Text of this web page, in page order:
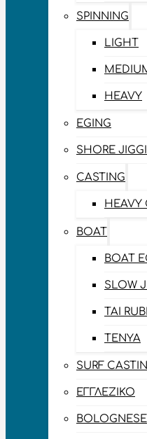
SPINNING
LIGHT
HEAVY
EGING
SHORE
CASTING
HEAVY
BOAT
BOAT
SLOW
TAI
TENYA
SURF
ΕΓΓΛΈΖΙΚΟ
BOLOGNESE